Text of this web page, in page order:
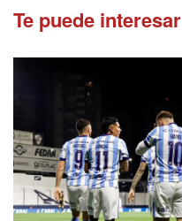
Te puede interesar